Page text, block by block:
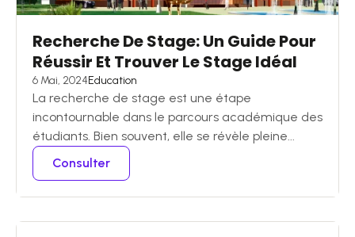
Recherche De Stage: Un Guide Pour
Réussir Et Trouver Le Stage Idéal
6 Mai, 2024Education
La recherche de stage est une étape
incontournable dans le parcours académique des
étudiants. Bien souvent, elle se révèle pleine...
Consulter